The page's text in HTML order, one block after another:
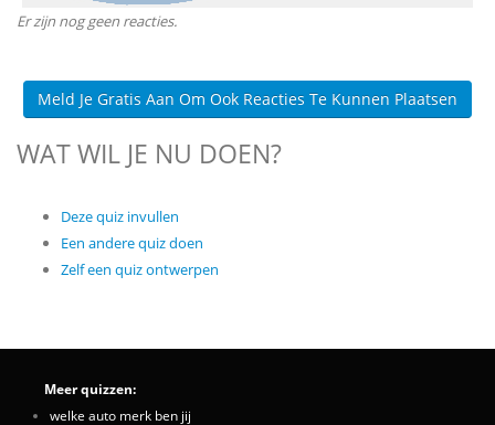
Er zijn nog geen reacties.
Meld Je Gratis Aan Om Ook Reacties Te Kunnen Plaatsen
WAT WIL JE NU DOEN?
Deze quiz invullen
Een andere quiz doen
Zelf een quiz ontwerpen
Meer quizzen:
welke auto merk ben jij